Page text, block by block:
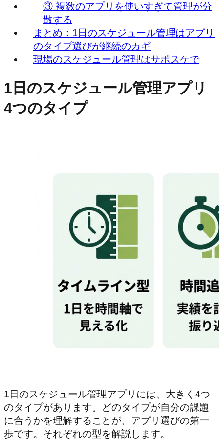
③ 複数のアプリを使いすぎて管理が分
散する
まとめ：1日のスケジュール管理はアプリ
のタイプ選びが継続のカギ
現場のスケジュール管理はサポスケで
1日のスケジュール管理アプリ
4つのタイプ
1日のスケジュール管理アプリには、大きく4つ
のタイプがあります。どのタイプが自分の課題
に合うかを理解することが、アプリ選びの第一
歩です。それぞれの型を解説します。